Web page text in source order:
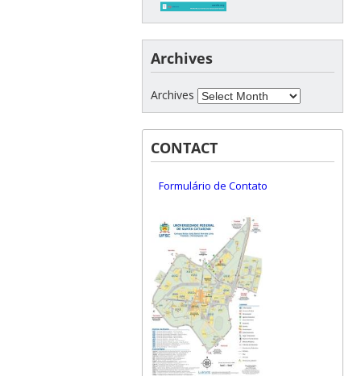
Archives
Archives
CONTACT
Formulário de Contato